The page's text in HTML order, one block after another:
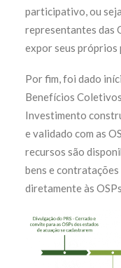
participativo, ou
representantes das
expor seus próprios
Por fim, foi dado
Benefícios
Investimento
e validado com as
recursos são
bens e
diretamente às